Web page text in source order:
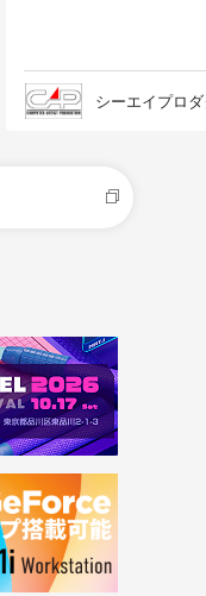
シーエイプロ